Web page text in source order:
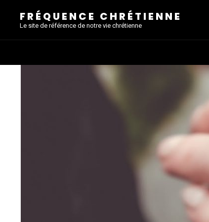
FRÉQUENCE CHRÉTIENNE
Le site de référence de notre vie chrétienne